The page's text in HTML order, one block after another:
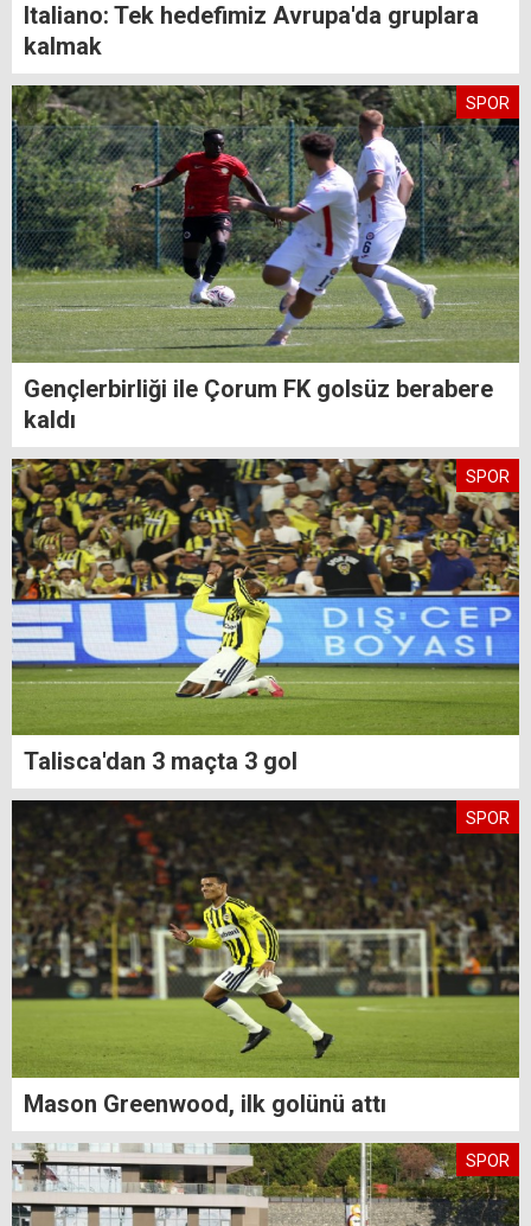
Italiano: Tek hedefimiz Avrupa'da gruplara
kalmak
SPOR
Gençlerbirliği ile Çorum FK golsüz berabere
kaldı
SPOR
Talisca'dan 3 maçta 3 gol
SPOR
Mason Greenwood, ilk golünü attı
SPOR